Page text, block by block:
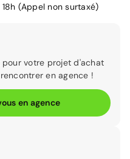
(Appel non surtaxé)
pour votre projet d'achat
en agence !
en agence